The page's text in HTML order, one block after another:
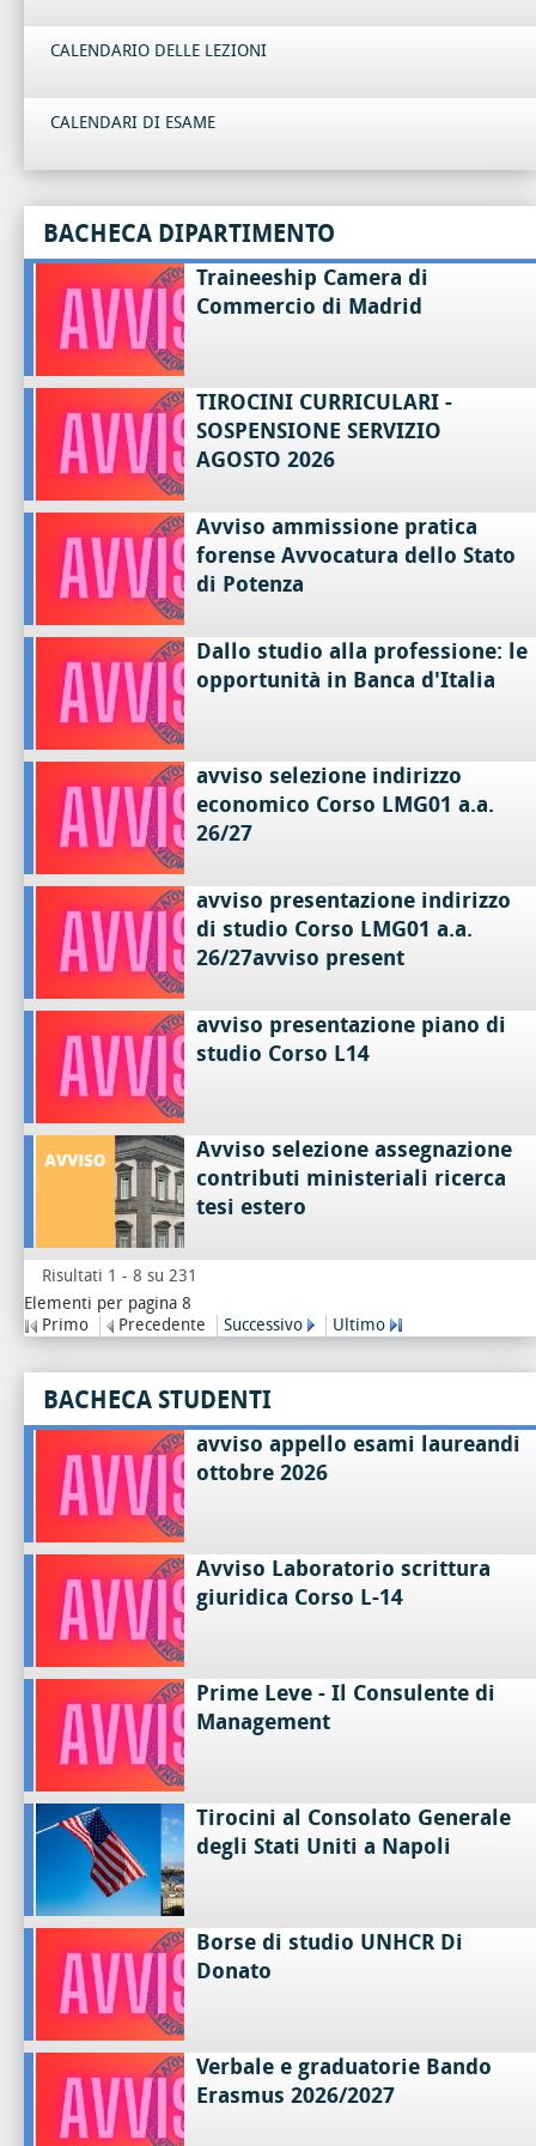
CALENDARIO DELLE LEZIONI
CALENDARI DI ESAME
BACHECA DIPARTIMENTO
Traineeship Camera di
Commercio di Madrid
TIROCINI CURRICULARI -
SOSPENSIONE SERVIZIO
AGOSTO 2026
Avviso ammissione pratica
forense Avvocatura dello Stato
di Potenza
Dallo studio alla professione: le
opportunità in Banca d'Italia
avviso selezione indirizzo
economico Corso LMG01 a.a.
26/27
avviso presentazione indirizzo
di studio Corso LMG01 a.a.
26/27avviso present
avviso presentazione piano di
studio Corso L14
Avviso selezione assegnazione
contributi ministeriali ricerca
tesi estero
Risultati 1 - 8 su 231
Elementi per pagina 8
Primo
Precedente Successivo Ultimo
BACHECA STUDENTI
avviso appello esami laureandi
ottobre 2026
Avviso Laboratorio scrittura
giuridica Corso L-14
Prime Leve - Il Consulente di
Management
Tirocini al Consolato Generale
degli Stati Uniti a Napoli
Borse di studio UNHCR Di
Donato
Verbale e graduatorie Bando
Erasmus 2026/2027